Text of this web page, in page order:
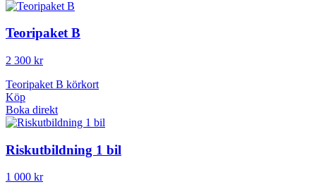
Teoripaket B
2 300 kr
Teoripaket B körkort
Köp
Boka direkt
Riskutbildning 1 bil
1 000 kr